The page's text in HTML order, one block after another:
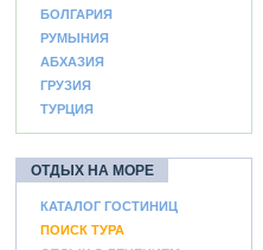
БОЛГАРИЯ
РУМЫНИЯ
АБХАЗИЯ
ГРУЗИЯ
ТУРЦИЯ
ОТДЫХ НА МОРЕ
КАТАЛОГ ГОСТИНИЦ
ПОИСК ТУРА